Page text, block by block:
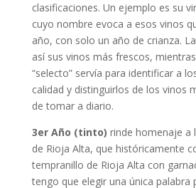
clasificaciones. Un ejemplo es su
cuyo nombre evoca a esos vinos
año, con solo un año de crianza.
así sus vinos más frescos,
“selecto” servía para identificar a
calidad y distinguirlos de los vinos
de tomar a diario.
3er Año (tinto) rinde homenaje a
de Rioja Alta, que históricamente
tempranillo de Rioja Alta con
tengo que elegir una única palabra